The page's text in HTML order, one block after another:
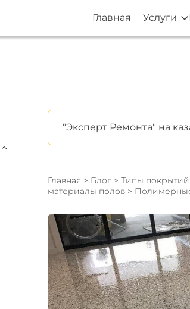
Главная Услуги
"Эксперт Ремонта" на
Главная > Блог> Типы покрытий
материалы полов >